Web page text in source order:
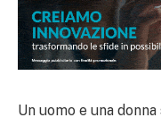
Un uomo e una